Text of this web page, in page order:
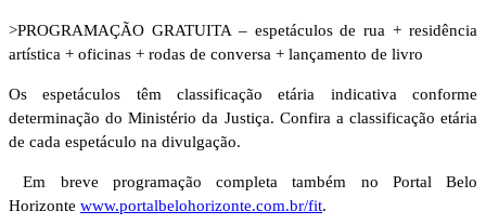
>PROGRAMAÇÃO GRATUITA – espetáculos de rua + residência
artística + oficinas + rodas de conversa + lançamento de livro
Os espetáculos têm classificação etária indicativa conforme
determinação do Ministério da Justiça. Confira a classificação etária
de cada espetáculo na divulgação.
Em breve programação completa também no Portal Belo
Horizonte www.portalbelohorizonte.com.br/fit.